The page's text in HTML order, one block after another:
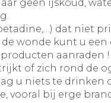
geen ijskoud,
dat niet
de wonde kunt u
of zich rond de
u niets te drinken
vooral bij erge